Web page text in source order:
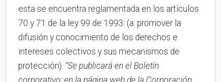
esta se encuentra reglamentada en los artículos
70 y 71 de la ley 99 de 1993: (a. promover la
difusión y conocimiento de los derechos e
intereses colectivos y sus mecanismos de
protección). “Se publicará en el Boletín
corporativo; en la página web de la Corporación,